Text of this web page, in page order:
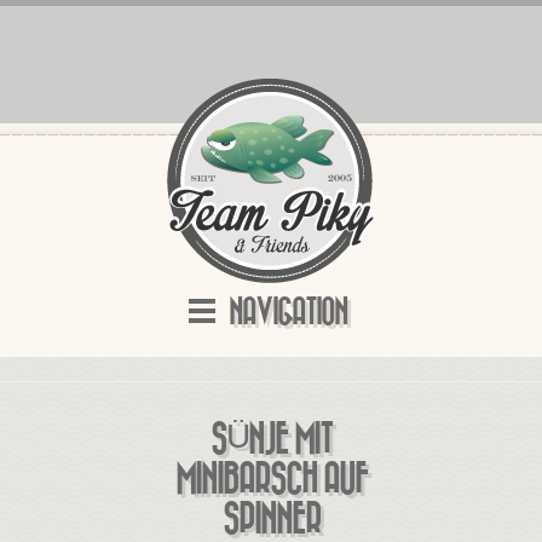
NAVIGATION
SÜNJE MIT
MINIBARSCH AUF
SPINNER